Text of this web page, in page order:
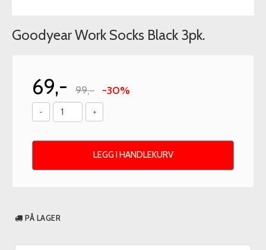
Goodyear Work Socks Black 3pk.
69,- 99,- -30%
- +
LEGG I HANDLEKURV
PÅ LAGER